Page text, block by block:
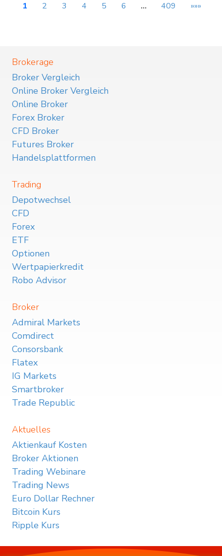
1 2 3 4 5 6 … 409 »»»
Brokerage
Broker Vergleich
Online Broker Vergleich
Online Broker
Forex Broker
CFD Broker
Futures Broker
Handelsplattformen
Trading
Depotwechsel
CFD
Forex
ETF
Optionen
Wertpapierkredit
Robo Advisor
Broker
Admiral Markets
Comdirect
Consorsbank
Flatex
IG Markets
Smartbroker
Trade Republic
Aktuelles
Aktienkauf Kosten
Broker Aktionen
Trading Webinare
Trading News
Euro Dollar Rechner
Bitcoin Kurs
Ripple Kurs